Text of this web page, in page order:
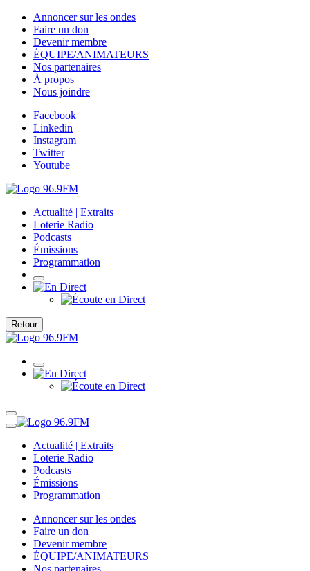
Annoncer sur les ondes
Faire un don
Devenir membre
ÉQUIPE/ANIMATEURS
Nos partenaires
À propos
Nous joindre
Facebook
Linkedin
Instagram
Twitter
Youtube
Actualité | Extraits
Loterie Radio
Podcasts
Émissions
Programmation
Retour
Actualité | Extraits
Loterie Radio
Podcasts
Émissions
Programmation
Annoncer sur les ondes
Faire un don
Devenir membre
ÉQUIPE/ANIMATEURS
Nos partenaires